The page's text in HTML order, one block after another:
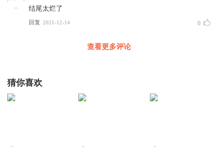
结尾太烂了
回复 2021-12-14 0
查看更多评论
猜你喜欢